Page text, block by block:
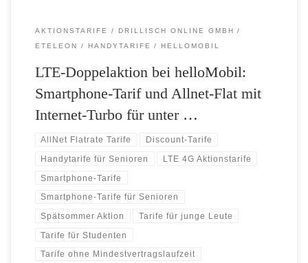
AKTIONSTARIFE
DRILLISCH ONLINE GMBH
ETELEON
HANDYTARIFE HELLOMOBIL
LTE-Doppelaktion bei helloMobil:
Smartphone-Tarif und Allnet-Flat mit
Internet-Turbo für unter …
AllNet Flatrate Tarife Discount-Tarife
Handytarife für Senioren LTE 4G Aktionstarife
Smartphone-Tarife
Smartphone-Tarife für Senioren
Spätsommer Aktion Tarife für junge Leute
Tarife für Studenten
Tarife ohne Mindestvertragslaufzeit